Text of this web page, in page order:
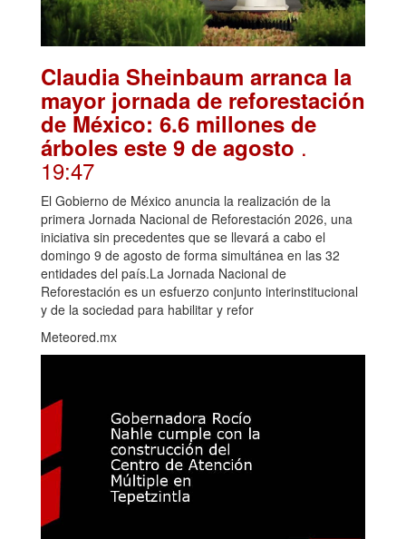
Claudia Sheinbaum arranca la
mayor jornada de reforestación
de México: 6.6 millones de
árboles este 9 de agosto .
19:47
El Gobierno de México anuncia la realización de la
primera Jornada Nacional de Reforestación 2026, una
iniciativa sin precedentes que se llevará a cabo el
domingo 9 de agosto de forma simultánea en las 32
entidades del país.La Jornada Nacional de
Reforestación es un esfuerzo conjunto interinstitucional
y de la sociedad para habilitar y refor
Meteored.mx